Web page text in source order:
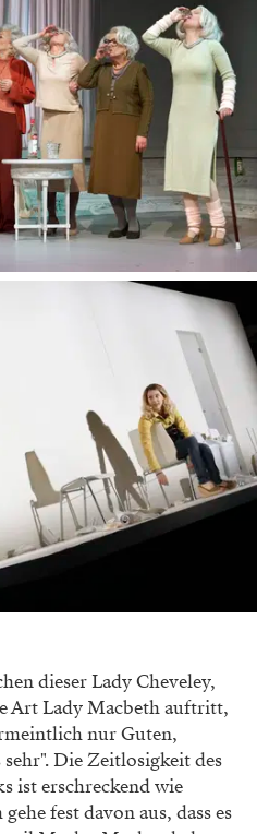
dürfte ihr auch in der
sein. Es sei wichtig,
einen Aspekt gebe,
kann ich auch mit dem
Theaterabend
es zwei Themenblöcke, die
„Die Geschichte ist fast
Korruption,
die uns bis heute
spannend, dass
Insiderwissen rund um
einen der
Wilde, erst reich und
Und viele Jahre später
alte Bekannte Lady
durch Erpressung dazu
dubioses Projekt zu
hat.